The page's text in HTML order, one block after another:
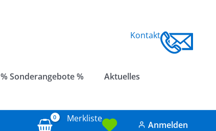
Kontakt
% Sonderangebote %
Aktuelles
Merkliste
Anmelden